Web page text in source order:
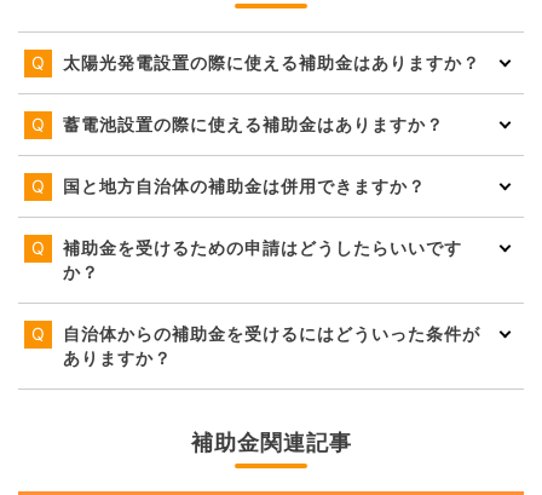
太陽光発電設置の際に使える補助金はありますか？
蓄電池設置の際に使える補助金はありますか？
国と地方自治体の補助金は併用できますか？
補助金を受けるための申請はどうしたらいいです
か？
自治体からの補助金を受けるにはどういった条件が
ありますか？
補助金関連記事